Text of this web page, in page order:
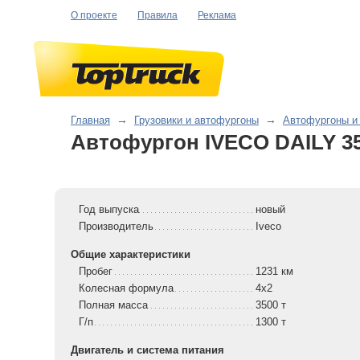
О проекте Правила Реклама
Главная → Грузовики и автофургоны → Автофургоны
Автофургон IVECO DAILY
Год выпуска
новый
Производитель
Iveco
Общие характеристики
Пробег
1231 км
Колесная формула
4x2
Полная масса
3500 т
Г/п
1300 т
Двигатель и система питания